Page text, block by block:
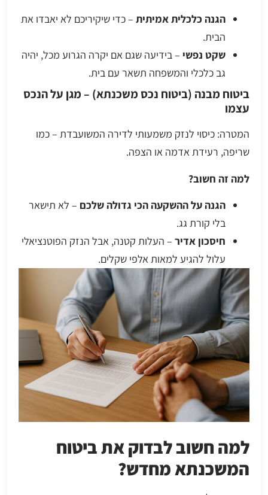
הגנה כלכלית אמיתית – כדי שיקיריכם לא יאבדו את
הבית.
שקט נפשי – בידיעה שגם אם יקרה הגרוע מכל, יהיה
גב כלכלי והמשפחה תשאר עם בית.
ביטוח מבנה (ביטוח נכס משכנתא) – מגן על הנכס
עצמו
המטרה: כיסוי לנזק משמעותי לדירה המשועבדת – כמו
שריפה, רעידת אדמה או הצפה.
למה זה חשוב?
הגנה על ההשקעה הכי גדולה שלכם – לא תישאר
בלי קורת גג.
חיסכון אדיר – העלות קטנה, אבל הנזק הפוטנציאלי
עלול להגיע למאות אלפי שקלים.
למה חשוב לבדוק את ביטוח
המשכנתא מחדש?